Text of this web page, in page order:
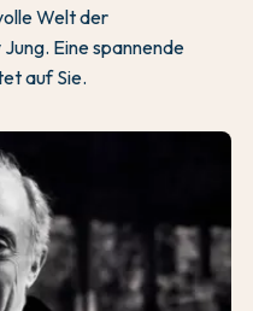
Welt der
Eine spannende
auf Sie.